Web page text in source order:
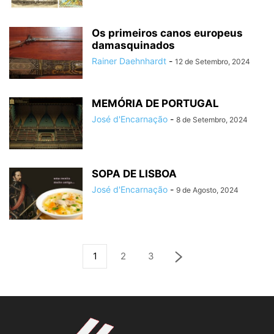
Os primeiros canos europeus
damasquinados
Rainer Daehnhardt - 12 de Setembro, 2024
MEMÓRIA DE PORTUGAL
José d'Encarnação - 8 de Setembro, 2024
SOPA DE LISBOA
José d'Encarnação - 9 de Agosto, 2024
1 2 3